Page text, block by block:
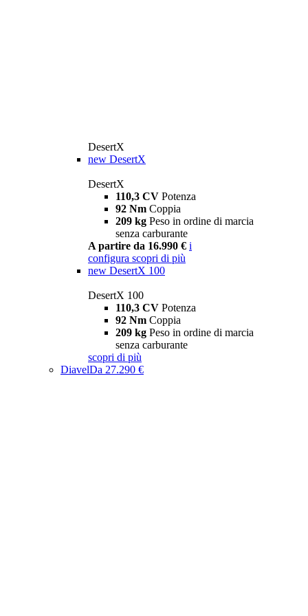
DesertX
new DesertX
DesertX
110,3 CV Potenza
92 Nm Coppia
209 kg Peso in ordine di marcia
senza carburante
A partire da 16.990 € i
configura scopri di più
new DesertX 100
DesertX 100
110,3 CV Potenza
92 Nm Coppia
209 kg Peso in ordine di marcia
senza carburante
scopri di più
DiavelDa 27.290 €